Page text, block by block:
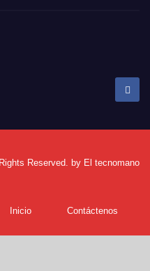
Reserved. by El tecnomano
Inicio Contáctenos